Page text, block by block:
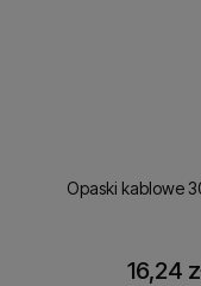
Opaski kablowe
16,24